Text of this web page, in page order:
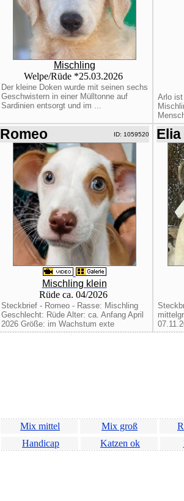
Mischling
Welpe/Rüde *25.03.2026
Der kleine Doken wurde mit seinen sechs
Geschwistern in einer Mülltonne auf
Sardinien entsorgt und im ...
Arlo ist
Romeo ID: 1059520
Mischling klein
Rüde ca. 04/2026
Steckbrief - Romeo - Rasse: Mischling
Geschlecht: Rüde Alter: ca. Anfang April
2026 Größe: im Wachstum exte
Elia
Mix mittel Mix groß
Handicap Katzen ok